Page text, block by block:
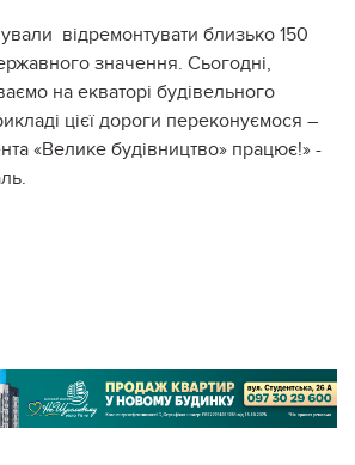
відремонтувати близько 150
значення. Сьогодні,
на екваторі будівельного
цієї дороги переконуємося –
«Велике будівництво» працює!» -